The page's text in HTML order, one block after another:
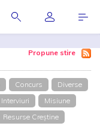
Propune stire
Concurs
Diverse
Interviuri
Misiune
Resurse Creștine